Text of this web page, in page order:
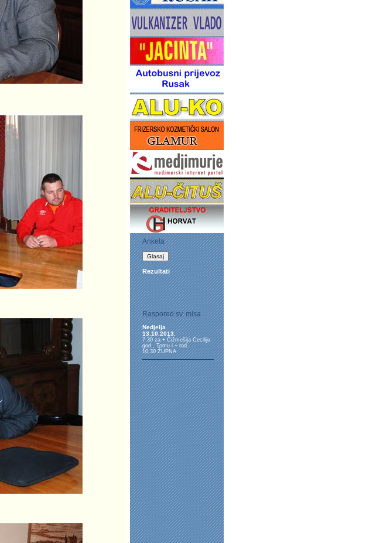
Anketa
Rezultati
Raspored sv. misa
Nedjelja
13.10.2013.
7.30 za + Čižmešija Ceciliju
god., Tomu i + rod.
10.30 ŽUPNA